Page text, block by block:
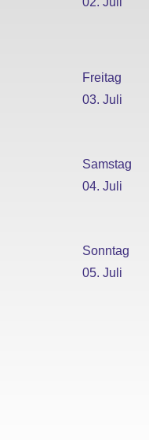
Freitag
03. Juli
Samstag
04. Juli
Sonntag
05. Juli